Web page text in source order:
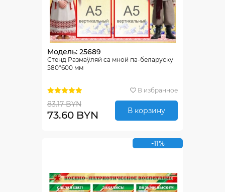
Модель: 25689
Стенд Размаўляй са мной па-беларуску
580*600 мм
В избранное
83.17 BYN
73.60 BYN В корзину
-11%